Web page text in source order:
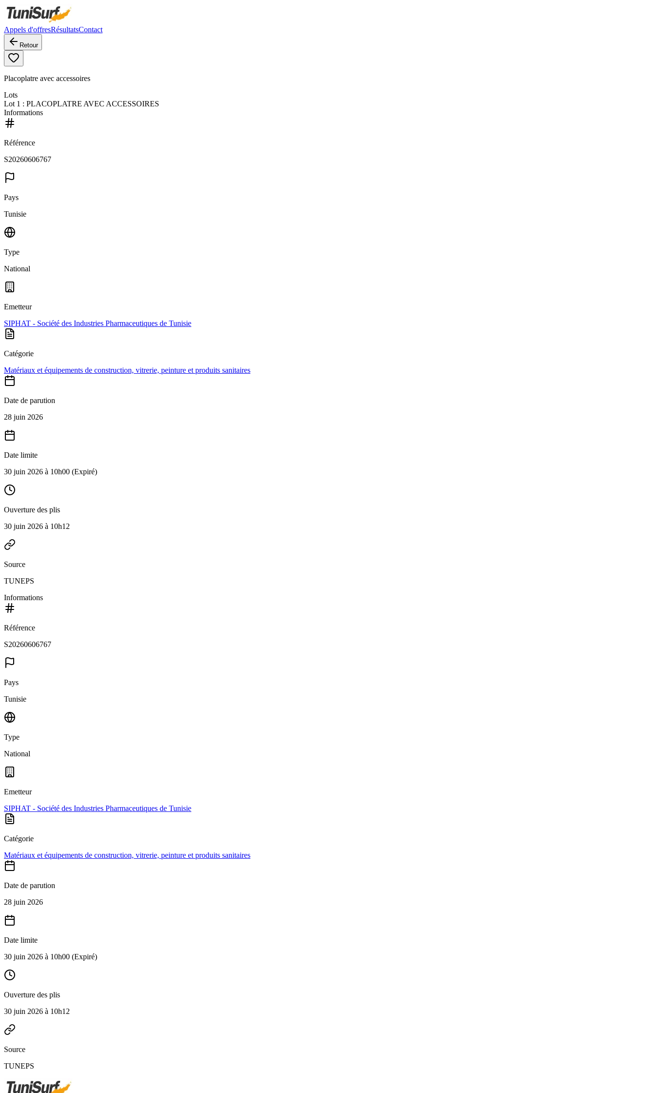
Appels d'offresRésultatsContact
Retour
Placoplatre avec accessoires
Lots
Lot 1 : PLACOPLATRE AVEC ACCESSOIRES
Informations
Référence
S20260606767
Pays
Tunisie
Type
National
Emetteur
SIPHAT - Société des Industries Pharmaceutiques de Tunisie
Catégorie
Matériaux et équipements de construction, vitrerie, peinture et produits sanitaires
Date de parution
28 juin 2026
Date limite
30 juin 2026 à 10h00 (Expiré)
Ouverture des plis
30 juin 2026 à 10h12
Source
TUNEPS
Informations
Référence
S20260606767
Pays
Tunisie
Type
National
Emetteur
SIPHAT - Société des Industries Pharmaceutiques de Tunisie
Catégorie
Matériaux et équipements de construction, vitrerie, peinture et produits sanitaires
Date de parution
28 juin 2026
Date limite
30 juin 2026 à 10h00 (Expiré)
Ouverture des plis
30 juin 2026 à 10h12
Source
TUNEPS